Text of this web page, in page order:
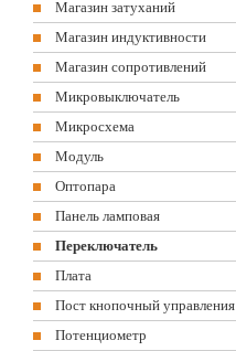
Магазин затуханий
Магазин индуктивности
Магазин сопротивлений
Микровыключатель
Микросхема
Модуль
Оптопара
Панель ламповая
Переключатель
Плата
Пост кнопочный управления
Потенциометр